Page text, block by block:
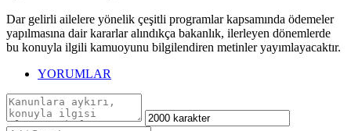
Dar gelirli ailelere yönelik çeşitli programlar kapsamında ödemeler
yapılmasına dair kararlar alındıkça bakanlık, ilerleyen dönemlerde
bu konuyla ilgili kamuoyunu bilgilendiren metinler yayımlayacaktır.
YORUMLAR